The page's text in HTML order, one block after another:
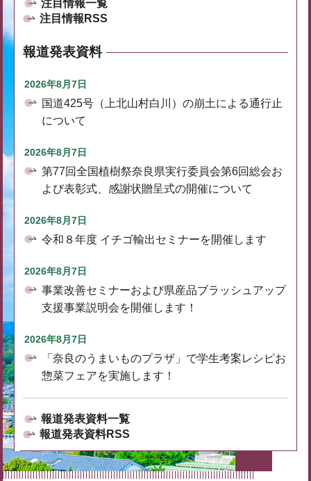
注目情報一覧
注目情報RSS
報道発表資料
2026年8月7日
国道425号（上北山村白川）の崩土による通行止
について
2026年8月7日
第77回全国植樹祭奈良県実行委員会第6回総会お
よび表彰式、感謝状贈呈式の開催について
2026年8月7日
令和８年度 イチゴ輸出セミナーを開催します
2026年8月7日
事業改善セミナーおよび県産品ブラッシュアップ
支援事業説明会を開催します！
2026年8月7日
「奈良のうまいものプラザ」で学生考案レシピお
惣菜フェアを実施します！
報道発表資料一覧
報道発表資料RSS